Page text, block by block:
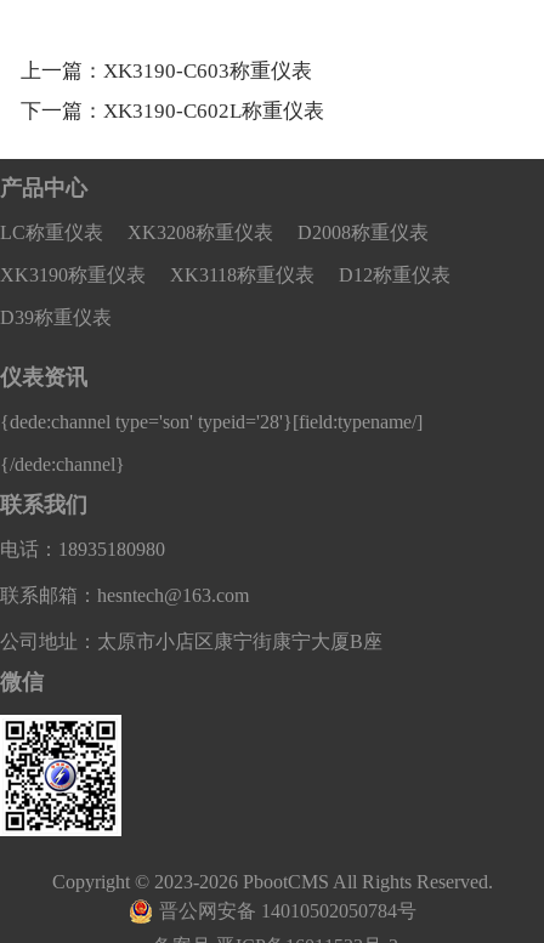
上一篇： XK3190-C603称重仪表
下一篇： XK3190-C602L称重仪表
产品中心
LC称重仪表 XK3208称重仪表 D2008称重仪表
XK3190称重仪表 XK3118称重仪表 D12称重仪表
D39称重仪表
仪表资讯
{dede:channel type='son' typeid='28'}[field:typename/]
{/dede:channel}
联系我们
电话：18935180980
联系邮箱：hesntech@163.com
公司地址：太原市小店区康宁街康宁大厦B座
微信
Copyright © 2023-2026 PbootCMS All Rights Reserved.
晋公网安备 14010502050784号